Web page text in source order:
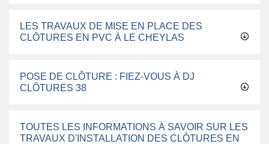
LES TRAVAUX DE MISE EN PLACE DES
CLÔTURES EN PVC À LE CHEYLAS
POSE DE CLÔTURE : FIEZ-VOUS À DJ
CLÔTURES 38
TOUTES LES INFORMATIONS À SAVOIR SUR LES
TRAVAUX D'INSTALLATION DES CLÔTURES EN